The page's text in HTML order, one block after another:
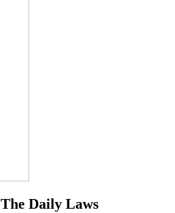
The Daily Laws